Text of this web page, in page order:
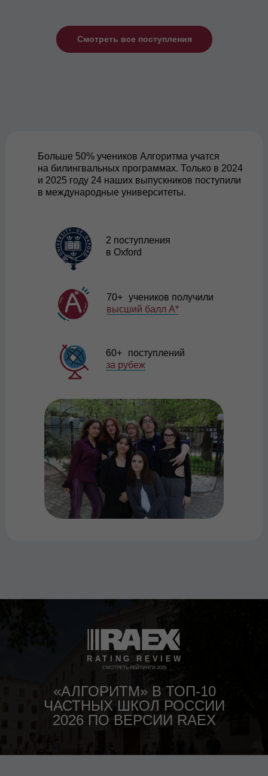
Смотреть все поступления
Больше 50% учеников Алгоритма учатся
на билингвальных программах. Только в 2024
и 2025 году 24 наших выпускников поступили
в международные университеты.
70+ учеников получили
высший балл A*
2 поступления
в Oxford
60+ поступлений
за рубеж
«АЛГОРИТМ» В ТОП-10
ЧАСТНЫХ ШКОЛ РОССИИ
2026 ПО ВЕРСИИ RAEX
СМОТРЕТЬ РЕЙТИНГИ 2025